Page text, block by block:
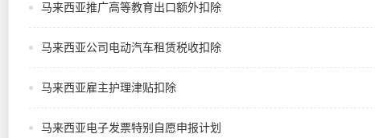
马来西亚推广高等教育出口额外扣除
马来西亚公司电动汽车租赁税收扣除
马来西亚雇主护理津贴扣除
马来西亚电子发票特别自愿申报计划